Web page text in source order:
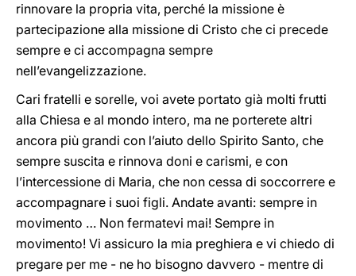
rinnovare la propria vita, perché la missione è
partecipazione alla missione di Cristo che ci precede
sempre e ci accompagna sempre
nell’evangelizzazione.
Cari fratelli e sorelle, voi avete portato già molti frutti
alla Chiesa e al mondo intero, ma ne porterete altri
ancora più grandi con l’aiuto dello Spirito Santo, che
sempre suscita e rinnova doni e carismi, e con
l’intercessione di Maria, che non cessa di soccorrere e
accompagnare i suoi figli. Andate avanti: sempre in
movimento … Non fermatevi mai! Sempre in
movimento! Vi assicuro la mia preghiera e vi chiedo di
pregare per me - ne ho bisogno davvero - mentre di